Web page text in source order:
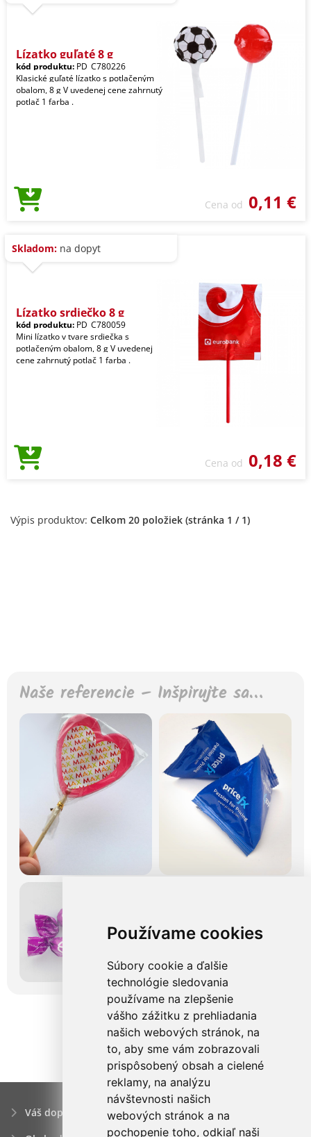
Používame cookies
Súbory cookie a ďalšie
technológie sledovania
používame na zlepšenie
vášho zážitku z prehliadania
našich webových stránok, na
to, aby sme vám zobrazovali
prispôsobený obsah a cielené
reklamy, na analýzu
návštevnosti našich
webových stránok a na
pochopenie toho, odkiaľ naši
Lízatko guľaté 8 g
kód produktu: PD_C780226
Klasické guľaté lízatko s potlačeným
obalom, 8 g V uvedenej cene zahrnutý
potlač 1 farba .
Cena od 0,11 €
Skladom: na dopyt
Lízatko srdiečko 8 g
kód produktu: PD_C780059
Mini lízatko v tvare srdiečka s
potlačeným obalom, 8 g V uvedenej
cene zahrnutý potlač 1 farba .
Cena od 0,18 €
Výpis produktov: Celkom 20 položiek (stránka 1 / 1)
Naše referencie – Inšpirujte sa…
Váš dopyt